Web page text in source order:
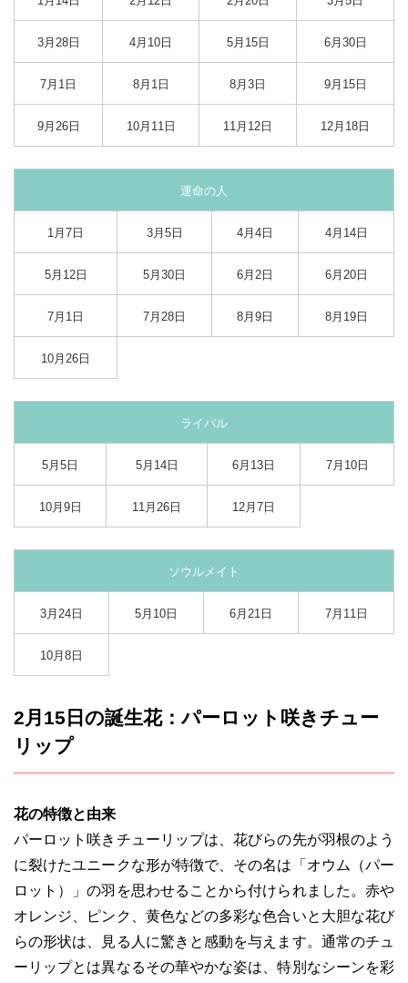
3月28日 4月10日 5月15日 6月30日
7月1日 8月1日 8月3日 9月15日
9月26日 10月11日 11月12日 12月18日
運命の人
1月7日 3月5日 4月4日 4月14日
5月12日 5月30日 6月2日 6月20日
7月1日 7月28日 8月9日 8月19日
10月26日
ライバル
5月5日 5月14日 6月13日 7月10日
10月9日 11月26日 12月7日
ソウルメイト
3月24日 5月10日 6月21日 7月11日
10月8日
2月15日の誕生花：パーロット咲きチュー
リップ
花の特徴と由来
パーロット咲きチューリップは、花びらの先が羽根のよう
に裂けたユニークな形が特徴で、その名は「オウム（パー
ロット）」の羽を思わせることから付けられました。赤や
オレンジ、ピンク、黄色などの多彩な色合いと大胆な花び
らの形状は、見る人に驚きと感動を与えます。通常のチュ
ーリップとは異なるその華やかな姿は、特別なシーンを彩